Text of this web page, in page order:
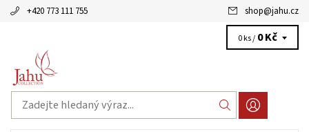
+420 773 111 755 shop@jahu.cz
0 ks / 0 Kč